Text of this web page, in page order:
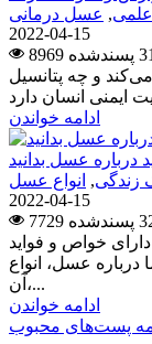
, عسل درمانی
2022-04-15
پسندشده
و چه پتانسیل
ادامه خواندن
درباره عسل بدانید
زندگی, انواع عسل
2022-04-15
پسندشده
خواص و فواید
عسل، انواع
آن،...
ادامه خواندن
پست‌های محبوب